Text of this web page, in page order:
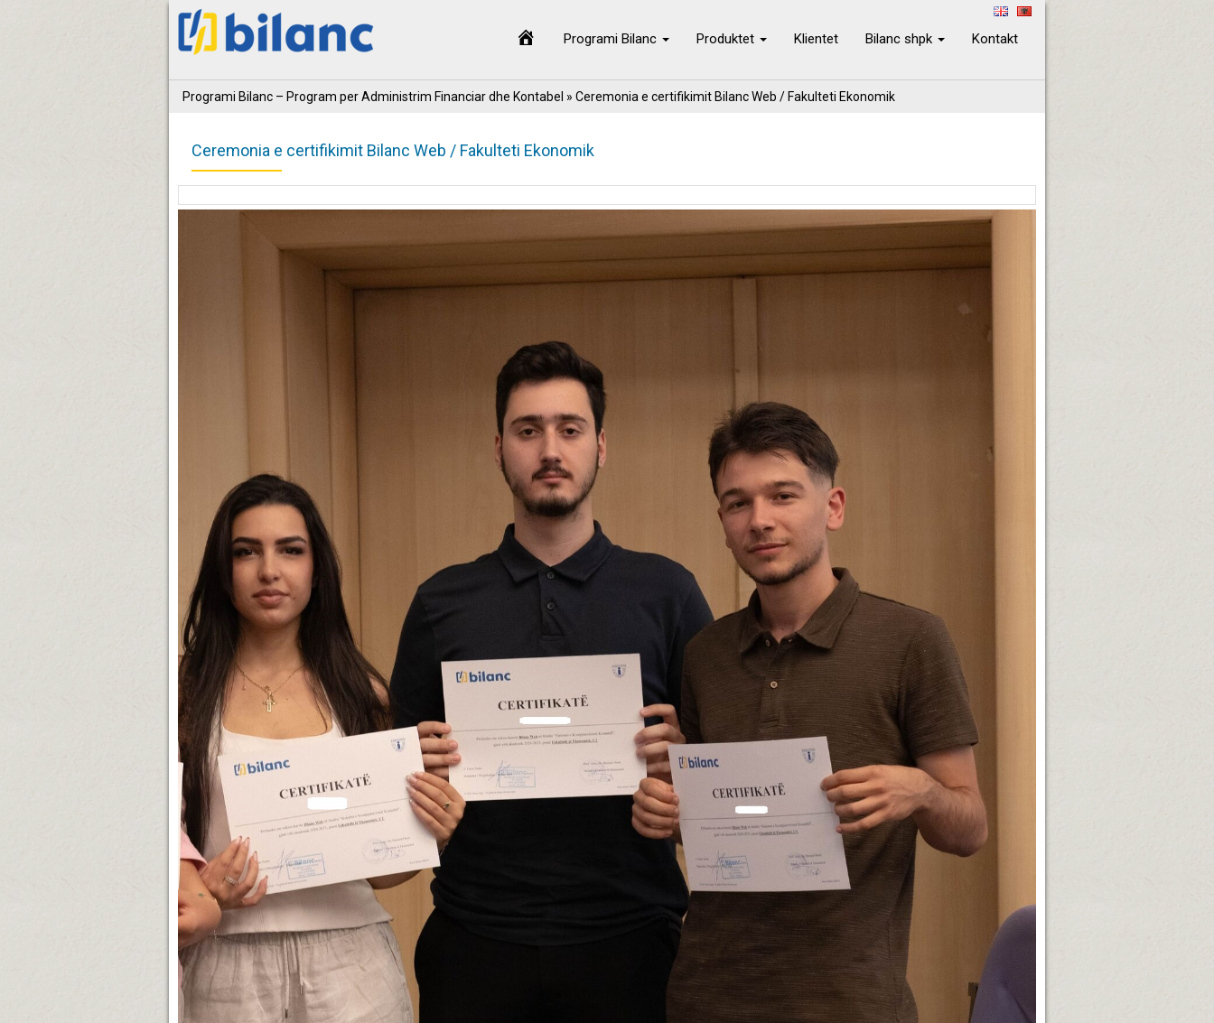
Programi Bilanc Produktet Klientet Bilanc shpk Kontakt
Programi Bilanc – Program per Administrim Financiar dhe Kontabel » Ceremonia e certifikimit Bilanc Web / Fakulteti Ekonomik
Ceremonia e certifikimit Bilanc Web / Fakulteti Ekonomik